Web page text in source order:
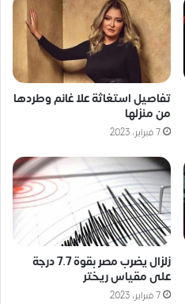
تفاصيل استغاثة علا غانم وطردها
من منزلها
7 فبراير، 2023
زلزال يضرب مصر بقوة 7.7 درجة
على مقياس ريختر
7 فبراير، 2023